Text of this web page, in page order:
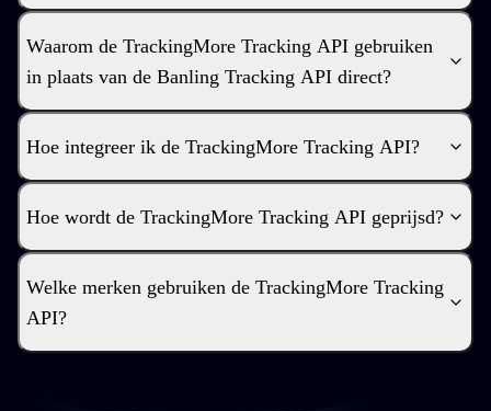
Waarom de TrackingMore Tracking API gebruiken
in plaats van de Banling Tracking API direct?
Hoe integreer ik de TrackingMore Tracking API?
Hoe wordt de TrackingMore Tracking API geprijsd?
Welke merken gebruiken de TrackingMore Tracking
API?